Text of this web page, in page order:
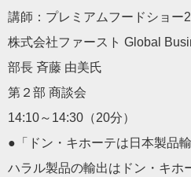
講師：プレミアムフードショー
株式会社ファースト Global
部長 斉藤 由美氏
第２部 商談会
14:10～14:30（20分）
●「ドン・キホーテは日本製品
ハラル製品の輸出はドン・キホ